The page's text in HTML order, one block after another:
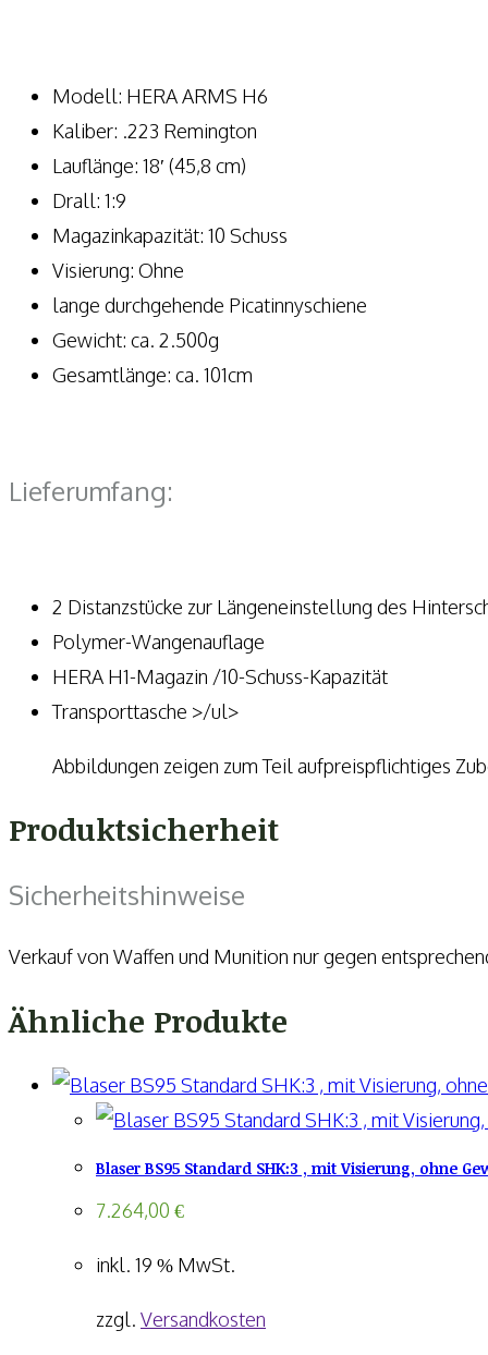
Modell: HERA ARMS H6
Kaliber: .223 Remington
Lauflänge: 18′ (45,8 cm)
Drall: 1:9
Magazinkapazität: 10 Schuss
Visierung: Ohne
lange durchgehende Picatinnyschiene
Gewicht: ca. 2.500g
Gesamtlänge: ca. 101cm
Lieferumfang:
2 Distanzstücke zur Längeneinstellung des
Polymer-Wangenauflage
HERA H1-Magazin /10-Schuss-Kapazität
Transporttasche >/ul>
Abbildungen zeigen zum Teil aufpreispflichtiges
Produktsicherheit
Sicherheitshinweise
Verkauf von Waffen und Munition nur gegen
Ähnliche Produkte
Blaser BS95 Standard SHK:3 , mit Visierung, ohne
7.264,00 €
inkl. 19 % MwSt.
zzgl. Versandkosten